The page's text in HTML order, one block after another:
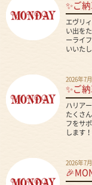
✨ご
エヴリ
い出を
ーライ
いいたし
2026年7
✨ご
ハリア
たくさ
フをサ
します！
2026年7